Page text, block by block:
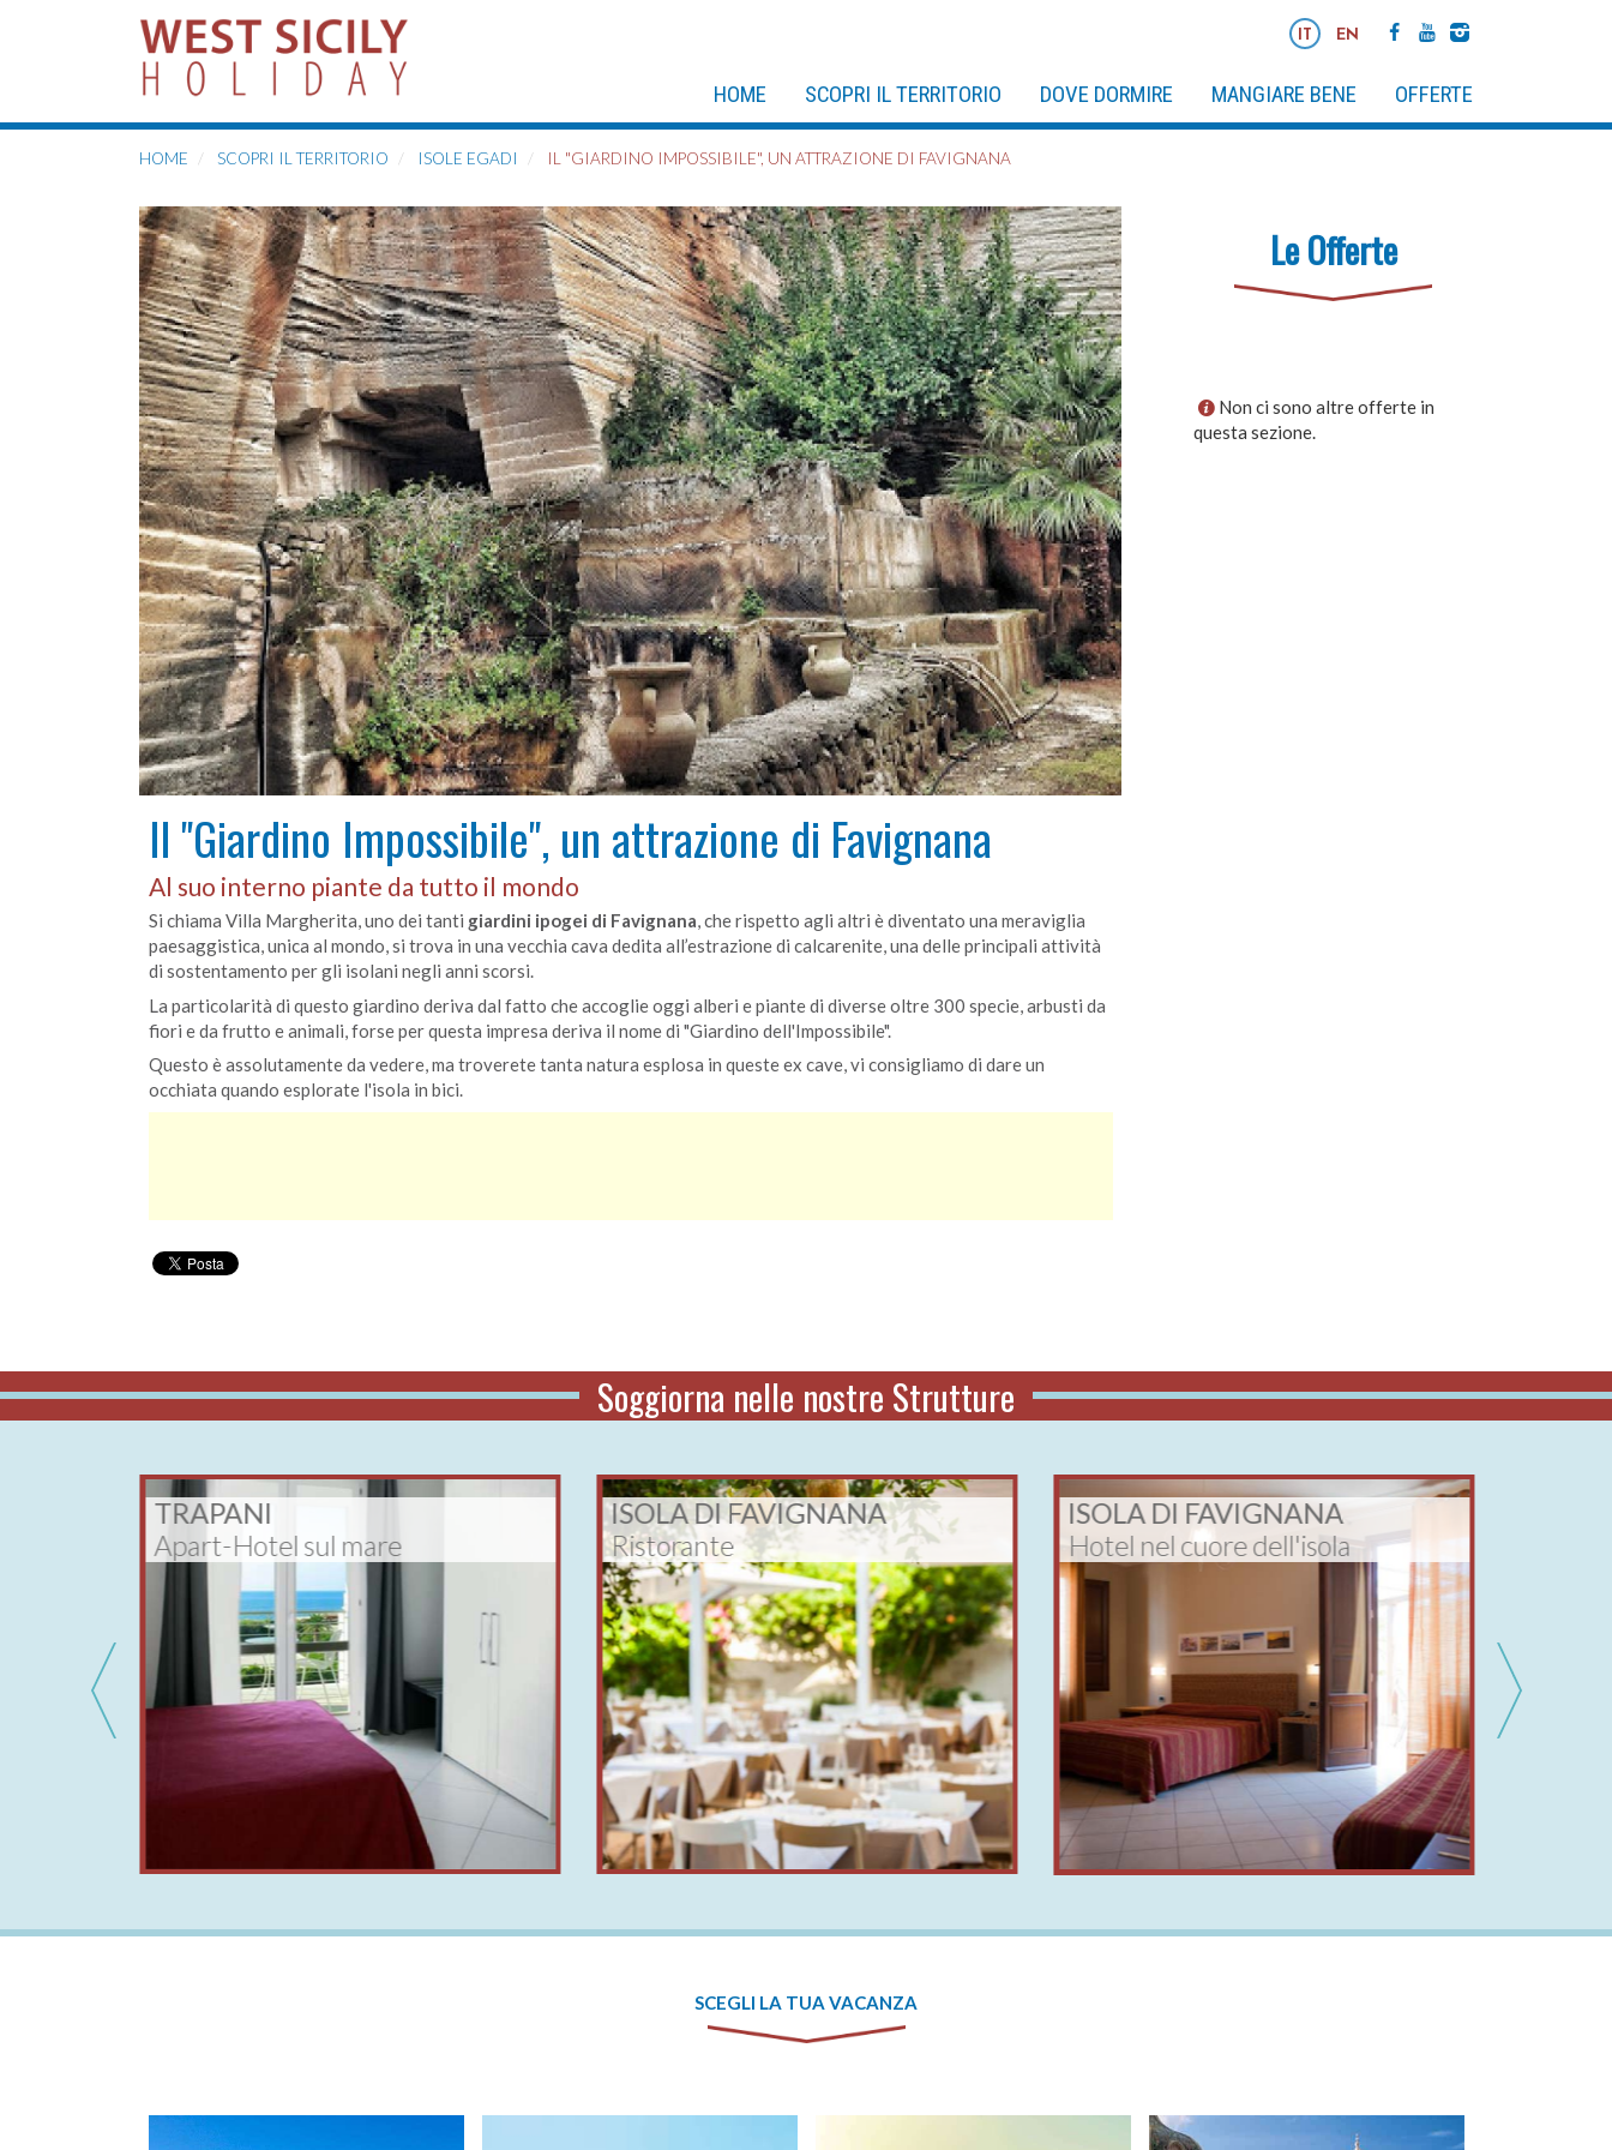
IT EN
HOME SCOPRI IL TERRITORIO DOVE DORMIRE MANGIARE BENE OFFERTE
HOME SCOPRI IL TERRITORIO ISOLE EGADI IL "GIARDINO IMPOSSIBILE", UN ATTRAZIONE DI FAVIGNANA
Il "Giardino Impossibile", un attrazione di Favignana
Al suo interno piante da tutto il mondo
Si chiama Villa Margherita, uno dei tanti giardini ipogei di Favignana, che rispetto agli altri è diventato una meraviglia
paesaggistica, unica al mondo, si trova in una vecchia cava dedita all’estrazione di calcarenite, una delle principali attività
di sostentamento per gli isolani negli anni scorsi.
La particolarità di questo giardino deriva dal fatto che accoglie oggi alberi e piante di diverse oltre 300 specie, arbusti da
fiori e da frutto e animali, forse per questa impresa deriva il nome di "Giardino dell'Impossibile".
Questo è assolutamente da vedere, ma troverete tanta natura esplosa in queste ex cave, vi consigliamo di dare un
occhiata quando esplorate l'isola in bici.
Le Offerte
Non ci sono altre offerte in
questa sezione.
Soggiorna nelle nostre Strutture
TRAPANI
Apart-Hotel sul mare
ISOLA DI FAVIGNANA
Ristorante
ISOLA DI FAVIGNANA
Hotel nel cuore dell'isola
SCEGLI LA TUA VACANZA